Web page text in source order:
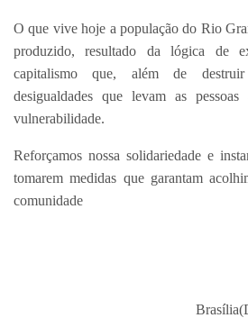
O que vive hoje a população do Rio
produzido, resultado da lógica de
capitalismo que, além de
desigualdades que levam as
vulnerabilidade.
Reforçamos nossa solidariedade e
tomarem medidas que garantam
comunidade